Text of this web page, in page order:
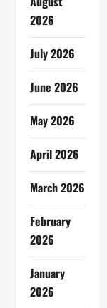
2026
July 2026
June 2026
May 2026
April 2026
March 2026
February
2026
January
2026